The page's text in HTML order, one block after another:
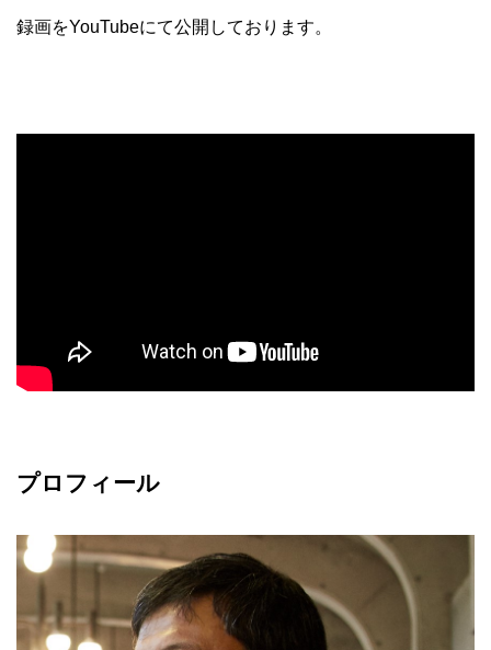
録画をYouTubeにて公開しております。
プロフィール